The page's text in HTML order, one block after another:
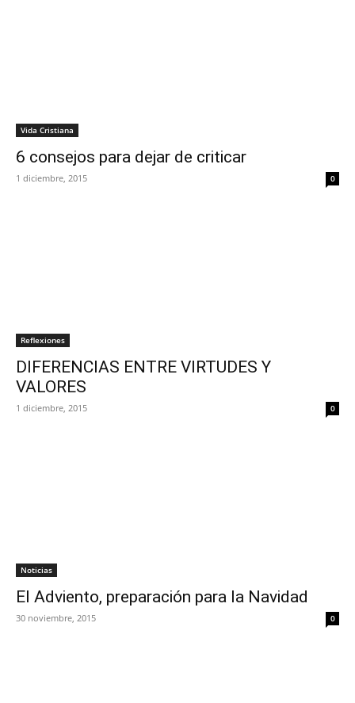
Vida Cristiana
6 consejos para dejar de criticar
1 diciembre, 2015 0
Reflexiones
DIFERENCIAS ENTRE VIRTUDES Y
VALORES
1 diciembre, 2015 0
Noticias
El Adviento, preparación para la Navidad
30 noviembre, 2015 0